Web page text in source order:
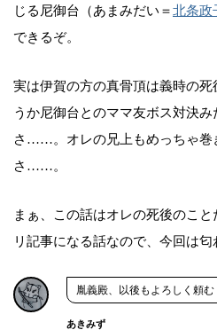
じる尼御台（あまみだい＝北条政
できるぞ。
実は伊賀の方の真骨頂は義時の
うか尼御台とのママ友ボス対決
さ……。オレの兄上もめっちゃ巻
さ……。
まぁ、この話はオレの死後のこ
リ記事になる話なので、今回は
胤義殿、以後もよろしく頼む
あきみず